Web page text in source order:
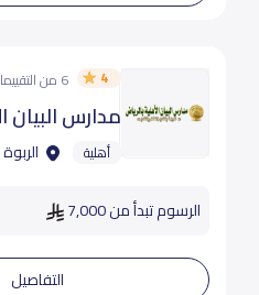
4 6 من التقييمات
مدارس البيان
أهلية
الرسوم تبدأ من 7,000
التفاصيل